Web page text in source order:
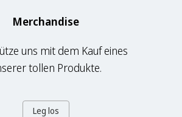
Merchandise
uns mit dem Kauf eines
tollen Produkte.
Leg los